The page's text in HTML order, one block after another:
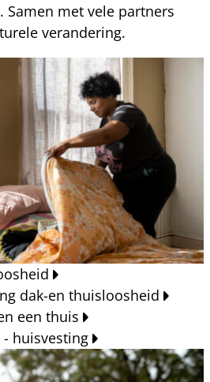
met vele partners
verandering.
dak-en thuisloosheid
een thuis
huisvesting